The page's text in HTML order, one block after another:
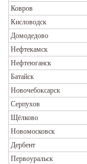
Ковров
Кисловодск
Домодедово
Нефтекамск
Нефтеюганск
Батайск
Новочебоксарск
Серпухов
Щёлково
Новомосковск
Дербент
Первоуральск